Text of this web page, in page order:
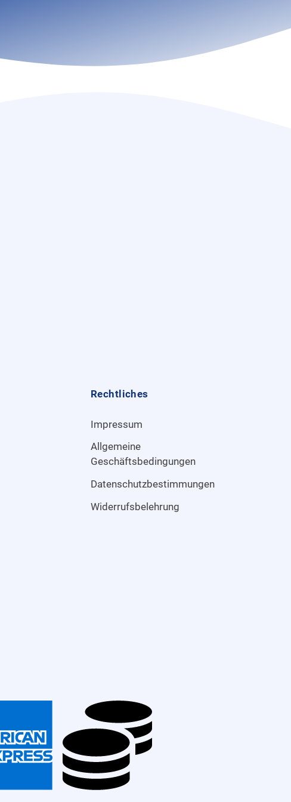
Rechtliches
Impressum
Allgemeine
Geschäftsbedingungen
Datenschutzbestimmungen
Widerrufsbelehrung